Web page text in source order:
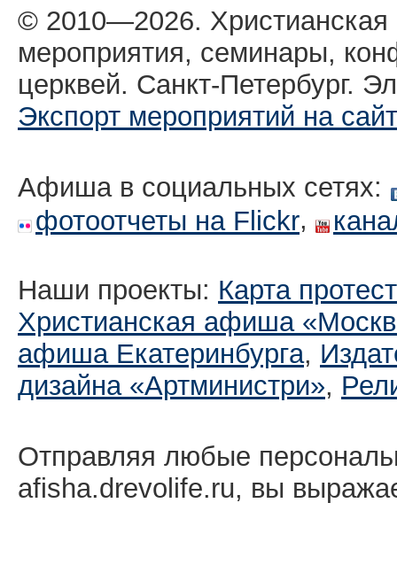
© 2010—2026.
мероприятия, семинары,
церквей. Санкт-Петербург.
Экспорт мероприятий на сайт
Афиша в социальных сетях:
фотоотчеты на Flickr,
Наши проекты: Карта
Христианская афиша
афиша Екатеринбургa,
дизайна «Артминистри»,
Отправляя любые
afisha.drevolife.ru, вы